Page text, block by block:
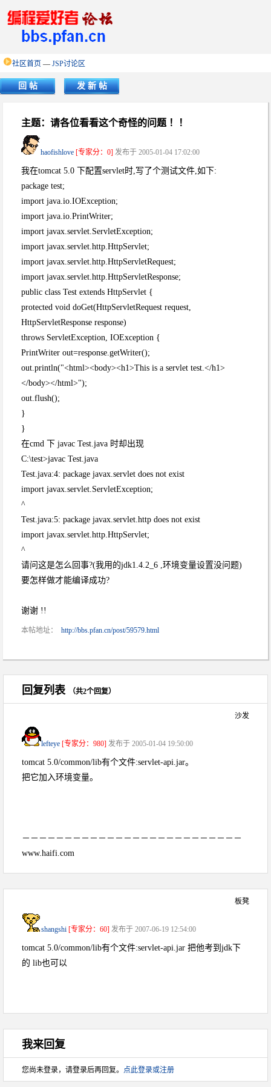
社区首页 — JSP讨论区
回 帖 发 新 帖
主题：请各位看看这个奇怪的问题 ！！
haofishlove [专家分：0] 发布于 2005-01-04 17:02:00
我在tomcat 5.0 下配置servlet时,写了个测试文件,如下:
package test;
import java.io.IOException;
import java.io.PrintWriter;
import javax.servlet.ServletException;
import javax.servlet.http.HttpServlet;
import javax.servlet.http.HttpServletRequest;
import javax.servlet.http.HttpServletResponse;
public class Test extends HttpServlet {
protected void doGet(HttpServletRequest request,
HttpServletResponse response)
throws ServletException, IOException {
PrintWriter out=response.getWriter();
out.println("<html><body><h1>This is a servlet test.</h1>
</body></html>");
out.flush();
}
}
在cmd 下 javac Test.java 时却出现
C:\test>javac Test.java
Test.java:4: package javax.servlet does not exist
import javax.servlet.ServletException;
^
Test.java:5: package javax.servlet.http does not exist
import javax.servlet.http.HttpServlet;
^
请问这是怎么回事?(我用的jdk1.4.2_6 ,环境变量设置没问题)
要怎样做才能编译成功?
谢谢 !!
本帖地址： http://bbs.pfan.cn/post/59579.html
回复列表 （共2个回复）
沙发
lefteye [专家分：980] 发布于 2005-01-04 19:50:00
tomcat 5.0/common/lib有个文件:servlet-api.jar。
把它加入环境变量。
－－－－－－－－－－－－－－－－－－－－－－－－－－
www.haifi.com
板凳
shangshi [专家分：60] 发布于 2007-06-19 12:54:00
tomcat 5.0/common/lib有个文件:servlet-api.jar 把他考到jdk下
的 lib也可以
我来回复
您尚未登录，请登录后再回复。 点此登录或注册